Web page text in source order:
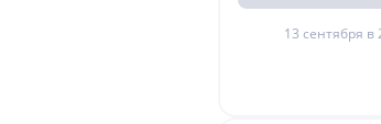
13 сентября в